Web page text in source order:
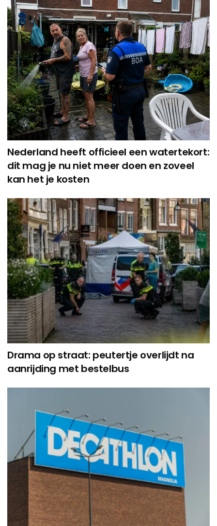
Nederland heeft officieel een watertekort:
dit mag je nu niet meer doen en zoveel
kan het je kosten
Drama op straat: peutertje overlijdt na
aanrijding met bestelbus